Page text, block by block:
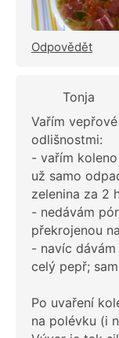
Odpovědět
Tonja
Vařím
odlišnostmi:
- vařím
už samo
zelenina za 2
- nedávám
překrojenou
- navíc
celý pepř;
Po uvaření
na polévku (i